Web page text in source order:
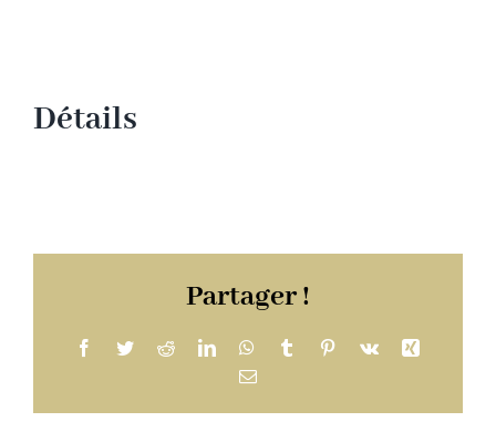
Détails
Partager !
Facebook
TwitterReddit LinkedInWhatsApp
TumblrPinterest
Vk
Email